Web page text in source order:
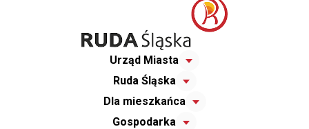
Urząd Miasta
Ruda Śląska
Dla mieszkańca
Gospodarka